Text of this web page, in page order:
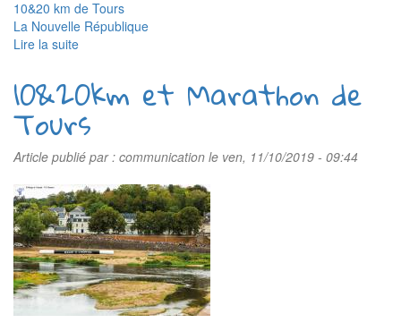
10&20 km de Tours
La Nouvelle République
Lire la suite
053€
remis
à
Je
cours
pour
les
enfants
dans
le
cadre
du
partenariat
des
10&20km et Marathon de
Tours
Article publié par : communication le ven, 11/10/2019 - 09:44